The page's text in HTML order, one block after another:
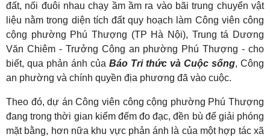
đất, nối đuôi nhau chạy ầm ầm ra vào bãi trung chuyển vật
liệu nằm trong diện tích đất quy hoạch làm Công viên công
cộng phường Phú Thượng (TP Hà Nội), Trung tá Dương
Văn Chiêm - Trưởng Công an phường Phú Thượng - cho
biết, qua phản ánh của Báo Tri thức và Cuộc sống, Công
an phường và chính quyền địa phương đã vào cuộc.
Theo đó, dự án Công viên công cộng phường Phú Thượng
đang trong thời gian kiểm đếm đo đạc, đền bù để giải phóng
mặt bằng, hơn nữa khu vực phản ánh là của một hợp tác xã